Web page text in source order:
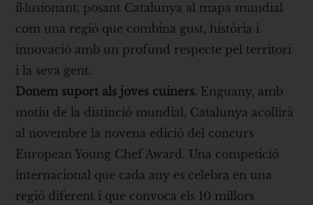
il·lusionant, posant Catalunya al mapa mundial
com una regió que combina gust, història i
innovació amb un profund respecte pel territori
i la seva gent.
Donem suport als joves cuiners. Enguany, amb
motiu de la distinció mundial, Catalunya acollirà
al novembre la novena edició del concurs
European Young Chef Award. Una competició
internacional que cada any es celebra en una
regió diferent i que convoca els 10 millors